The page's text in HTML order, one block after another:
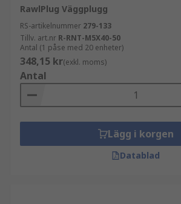
RawlPlug Väggplugg
RS-artikelnummer 279-133
Tillv. art.nr R-RNT-M5X40-50
Antal (1 påse med 20 enheter)
348,15 kr(exkl. moms)
Antal
Lägg i korgen
Datablad